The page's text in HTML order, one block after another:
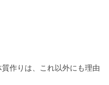
作りは、これ以外にも理由